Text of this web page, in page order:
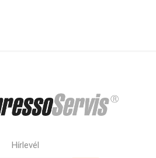
Hírlevél